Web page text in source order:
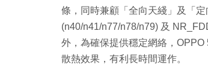
條，同時兼顧「全向天綫」及「
(n40/n41/n77/n78/n79) 及
外，為確保提供穩定網絡，
散熱效果，有利長時間運作。